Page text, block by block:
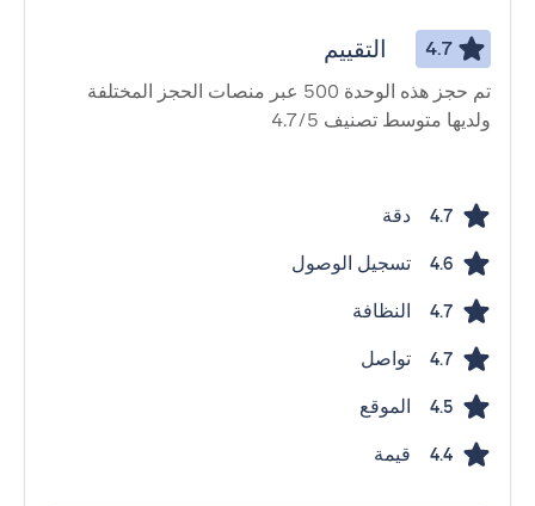
4.7 التقييم
تم حجز هذه الوحدة 500 عبر منصات الحجز المختلفة
ولديها متوسط ​​تصنيف 4.7/5
4.7 دقة
4.6 تسجيل الوصول
4.7 النظافة
4.7 تواصل
4.5 الموقع
4.4 قيمة